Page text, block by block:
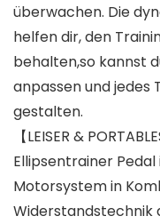
überwachen. Die
helfen dir, den
behalten,so kannst
anpassen und jedes
gestalten.
【LEISER &
Ellipsentrainer
Motorsystem in
Widerstandstechnik